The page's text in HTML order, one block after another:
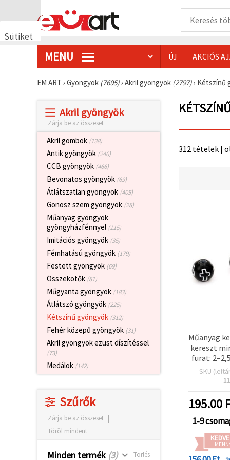
Sütiket
használunk
technológiákat
hozzájárulásával
marketingpartnereink
MENU ÚJ AKCIÓS
EM ART › Gyöngyök (7695)› Akril gyöngyök (2797)› Kétszínű
Akril gyöngyök
Zárja be az összeset
Akril gombok (138)
Antik gyöngyök (246)
CCB gyöngyök (466)
Bevonatos gyöngyök (69)
Átlátszatlan gyöngyök (405)
Gonosz szem gyöngyök (28)
Műanyag gyöngyök
gyöngyházfénnyel (115)
Imitációs gyöngyök (35)
Fémhatású gyöngyök (179)
Festett gyöngyök (69)
Összekötők (81)
Műgyanta gyöngyök (183)
Átlátszó gyöngyök (225)
Kétszínű gyöngyök (312)
Fehér közepű gyöngyök (31)
Akril gyöngyök ezüst díszítéssel
(73)
Medálok (142)
Szűrők
Zárja be az összeset |
Töröl mindent
Minden termék (3) Törlés
312 tételek |
Műanyag
kereszt
furat:
fehér,
SKU
195.00
1-9